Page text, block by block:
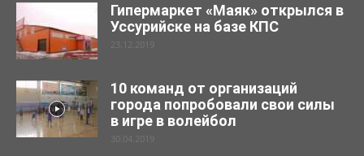
Гипермаркет «Маяк» открылся в
Уссурийске на базе КПС
23.12.2019
10 команд от организаций
города попробовали свои силы
в игре в волейбол
30.04.2019